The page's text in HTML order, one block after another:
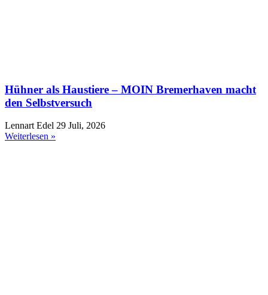
Hühner als Haustiere – MOIN Bremerhaven macht
den Selbstversuch
Lennart Edel 29 Juli, 2026
Weiterlesen »